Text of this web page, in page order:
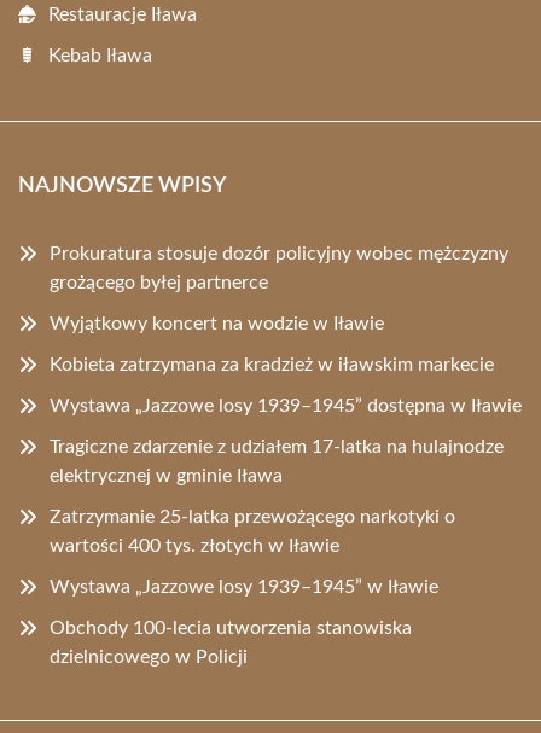
Restauracje Iława
Kebab Iława
NAJNOWSZE WPISY
Prokuratura stosuje dozór policyjny wobec mężczyzny
grożącego byłej partnerce
Wyjątkowy koncert na wodzie w Iławie
Kobieta zatrzymana za kradzież w iławskim markecie
Wystawa „Jazzowe losy 1939–1945” dostępna w Iławie
Tragiczne zdarzenie z udziałem 17-latka na hulajnodze
elektrycznej w gminie Iława
Zatrzymanie 25-latka przewożącego narkotyki o
wartości 400 tys. złotych w Iławie
Wystawa „Jazzowe losy 1939–1945” w Iławie
Obchody 100-lecia utworzenia stanowiska
dzielnicowego w Policji